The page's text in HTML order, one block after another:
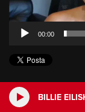
BILLIE
00:00